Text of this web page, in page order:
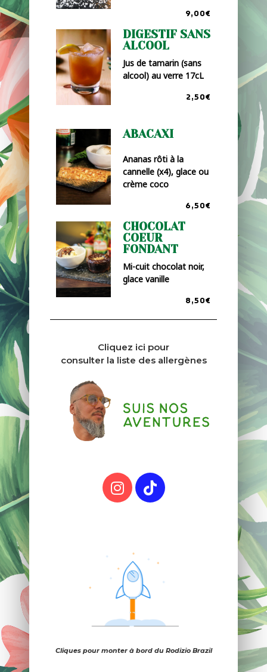
9,00€
DIGESTIF SANS
ALCOOL
Jus de tamarin (sans
alcool) au verre 17cL
2,50€
ABACAXI
Ananas rôti à la
cannelle (x4), glace ou
crème coco
6,50€
CHOCOLAT
COEUR
FONDANT
Mi-cuit chocolat noir,
glace vanille
8,50€
Cliquez ici pour
consulter la liste des allergènes
Cliques pour monter à bord du Rodizio Brazil